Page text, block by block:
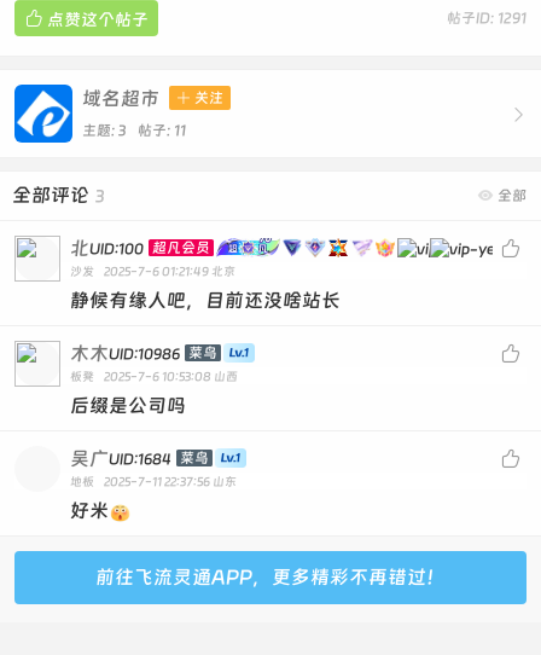
帖子ID: 1291
 点赞这个帖子

域名超市  关注
主题: 3 帖子: 11
 全部
全部评论 3

北UID:100 超凡会员
沙发 2025-7-6 01:21:49 北京
静候有缘人吧，目前还没啥站长

木木UID:10986 菜鸟
板凳 2025-7-6 10:53:08 山西
后缀是公司吗

吴广UID:1684 菜鸟
地板 2025-7-11 22:37:56 山东
好米
前往飞流灵通APP，更多精彩不再错过！